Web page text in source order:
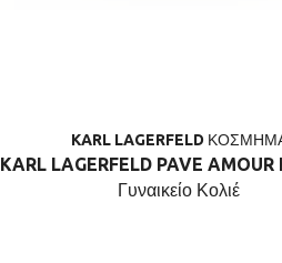
KARL LAGERFELD
KARL LAGERFELD PAVE AMOUR
Γυναικείο Κολιέ